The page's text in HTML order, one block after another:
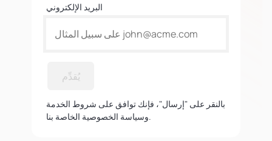
البريد الإلكتروني
يُقدِّم
بالنقر على "إرسال"، فإنك توافق على شروط الخدمة
وسياسة الخصوصية الخاصة بنا.